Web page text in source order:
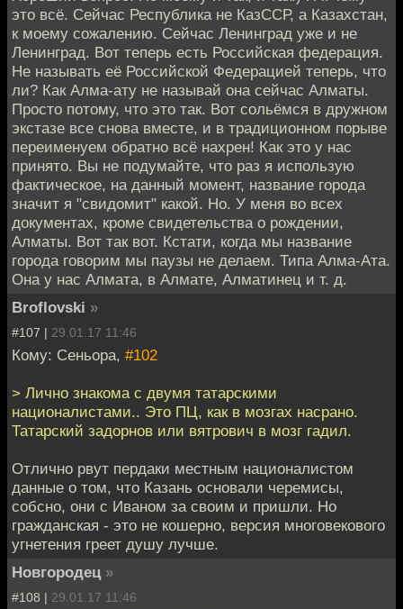
это всё. Сейчас Республика не КазССР, а Казахстан,
к моему сожалению. Сейчас Ленинград уже и не
Ленинград. Вот теперь есть Российская федерация.
Не называть её Российской Федерацией теперь, что
ли? Как Алма-ату не называй она сейчас Алматы.
Просто потому, что это так. Вот сольёмся в дружном
экстазе все снова вместе, и в традиционном порыве
переименуем обратно всё нахрен! Как это у нас
принято. Вы не подумайте, что раз я использую
фактическое, на данный момент, название города
значит я "свидомит" какой. Но. У меня во всех
документах, кроме свидетельства о рождении,
Алматы. Вот так вот. Кстати, когда мы название
города говорим мы паузы не делаем. Типа Алма-Ата.
Она у нас Алмата, в Алмате, Алматинец и т. д.
Broflovski »
#107 | 29.01.17 11:46
Кому: Сеньора, #102
> Лично знакома с двумя татарскими
националистами.. Это ПЦ, как в мозгах насрано.
Татарский задорнов или вятрович в мозг гадил.
Отлично рвут пердаки местным националистом
данные о том, что Казань основали черемисы,
собсно, они с Иваном за своим и пришли. Но
гражданская - это не кошерно, версия многовекового
угнетения греет душу лучше.
Новгородец »
#108 | 29.01.17 11:46